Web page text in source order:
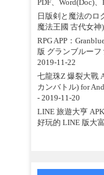
PDF、Word(Doc)
日版剣と魔法のロ
魔法王國 古代女神
RPG APP：
版 グランブルーフ
2019-11-22
七龍珠Z 爆裂大戰
カンバトル) for
- 2019-11-20
LINE 旅遊大亨
好玩的 LINE 版大